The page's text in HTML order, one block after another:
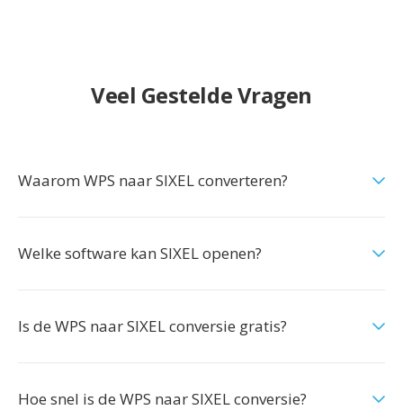
Veel Gestelde Vragen
Waarom WPS naar SIXEL converteren?
Welke software kan SIXEL openen?
Is de WPS naar SIXEL conversie gratis?
Hoe snel is de WPS naar SIXEL conversie?